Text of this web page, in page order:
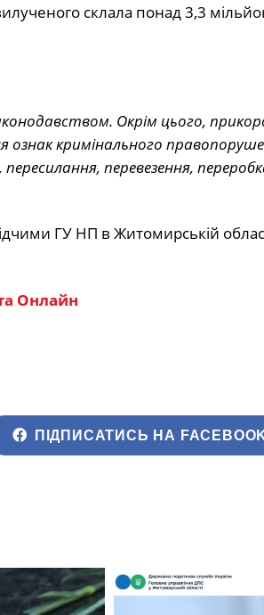
склала понад 3,3
Окрім цього,
ознак кримінального
перевезення,
ГУ НП в Житомирській
Онлайн
ПІДПИСАТИСЬ НА